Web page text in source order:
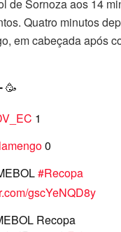
de Sornoza aos 14
Quatro minutos
em cabeçada após
🥳
1
0
#Recopa
gscYeNQD8y
Recopa